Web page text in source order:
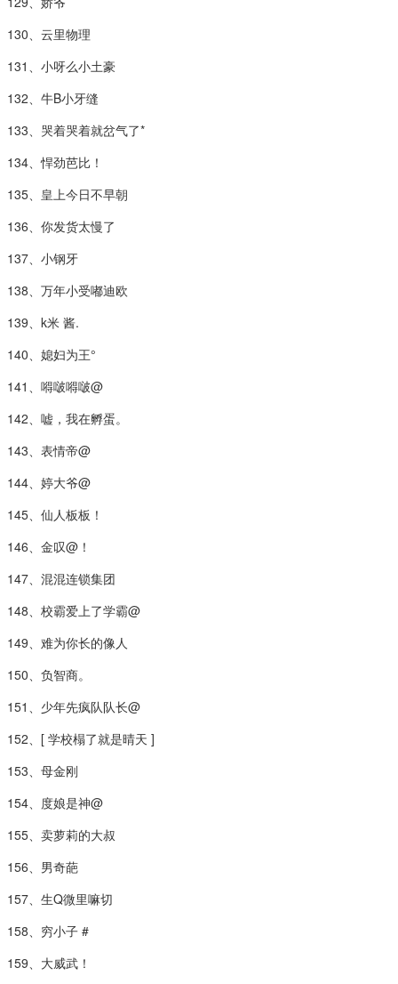
130、云里物理
131、小呀么小土豪
132、牛B小牙缝
133、哭着哭着就岔气了*
134、悍劲芭比！
135、皇上今日不早朝
136、你发货太慢了
137、小钢牙
138、万年小受嘟迪欧
139、k米 酱.
140、媳妇为王°
141、嘚啵嘚啵@
142、嘘，我在孵蛋。
143、表情帝@
144、婷大爷@
145、仙人板板！
146、金叹@！
147、混混连锁集团
148、校霸爱上了学霸@
149、难为你长的像人
150、负智商。
151、少年先疯队队长@
152、[ 学校榻了就是晴天 ]
153、母金刚
154、度娘是神@
155、卖萝莉的大叔
156、男奇葩
157、生Q微里嘛切
158、穷小子 #
159、大威武！